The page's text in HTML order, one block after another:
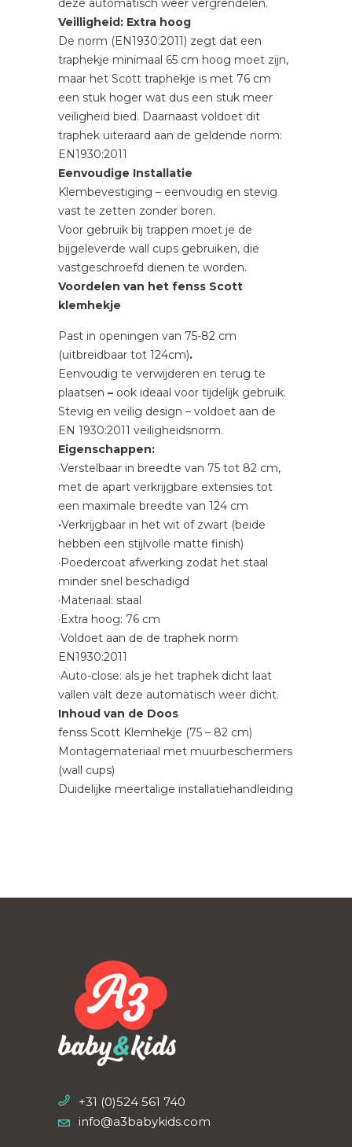
deze automatisch weer vergrendelen.
Veilligheid: Extra hoog
De norm (EN1930:2011) zegt dat een
traphekje minimaal 65 cm hoog moet zijn,
maar het Scott traphekje is met 76 cm
een stuk hoger wat dus een stuk meer
veiligheid bied. Daarnaast voldoet dit
traphek uiteraard aan de geldende norm:
EN1930:2011
Eenvoudige Installatie
Klembevestiging – eenvoudig en stevig
vast te zetten zonder boren.
Voor gebruik bij trappen moet je de
bijgeleverde wall cups gebruiken, die
vastgeschroefd dienen te worden.
Voordelen van het fenss Scott
klemhekje
Past in openingen van 75-82 cm
(uitbreidbaar tot 124cm).
Eenvoudig te verwijderen en terug te
plaatsen – ook ideaal voor tijdelijk gebruik.
Stevig en veilig design – voldoet aan de
EN 1930:2011 veiligheidsnorm.
Eigenschappen:
·Verstelbaar in breedte van 75 tot 82 cm,
met de apart verkrijgbare extensies tot
een maximale breedte van 124 cm
·Verkrijgbaar in het wit of zwart (beide
hebben een stijlvolle matte finish)
·Poedercoat afwerking zodat het staal
minder snel beschadigd
·Materiaal: staal
·Extra hoog: 76 cm
·Voldoet aan de de traphek norm
EN1930:2011
·Auto-close: als je het traphek dicht laat
vallen valt deze automatisch weer dicht.
Inhoud van de Doos
fenss Scott Klemhekje (75 – 82 cm)
Montagemateriaal met muurbeschermers
(wall cups)
Duidelijke meertalige installatiehandleiding
+31 (0)524 561 740
info@a3babykids.com